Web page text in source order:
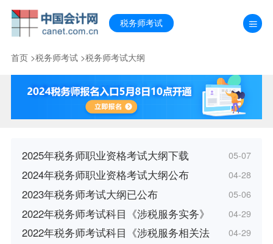
税务师考试
首页>税务师考试>税务师考试大纲
2025年税务师职业资格考试大纲下载 05-07
2024年税务师职业资格考试大纲公布 04-28
2023年税务师考试大纲已公布 05-06
2022年税务师考试科目《涉税服务实务》 04-29
2022年税务师考试科目《涉税服务相关法 04-29